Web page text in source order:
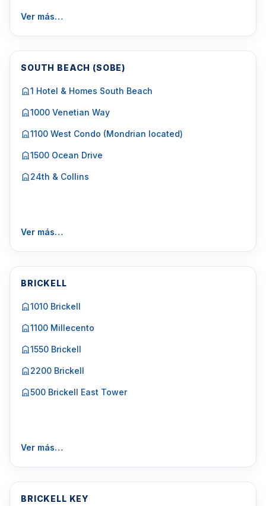
Ver más…
SOUTH BEACH (SOBE)
1 Hotel & Homes South Beach
1000 Venetian Way
1100 West Condo (Mondrian located)
1500 Ocean Drive
24th & Collins
Ver más…
BRICKELL
1010 Brickell
1100 Millecento
1550 Brickell
2200 Brickell
500 Brickell East Tower
Ver más…
BRICKELL KEY